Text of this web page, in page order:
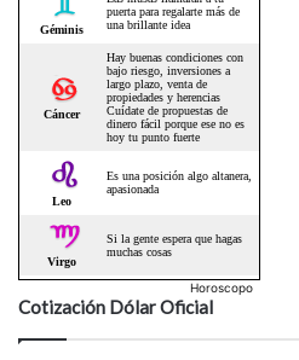
Horoscopo
Cotización Dólar Oficial